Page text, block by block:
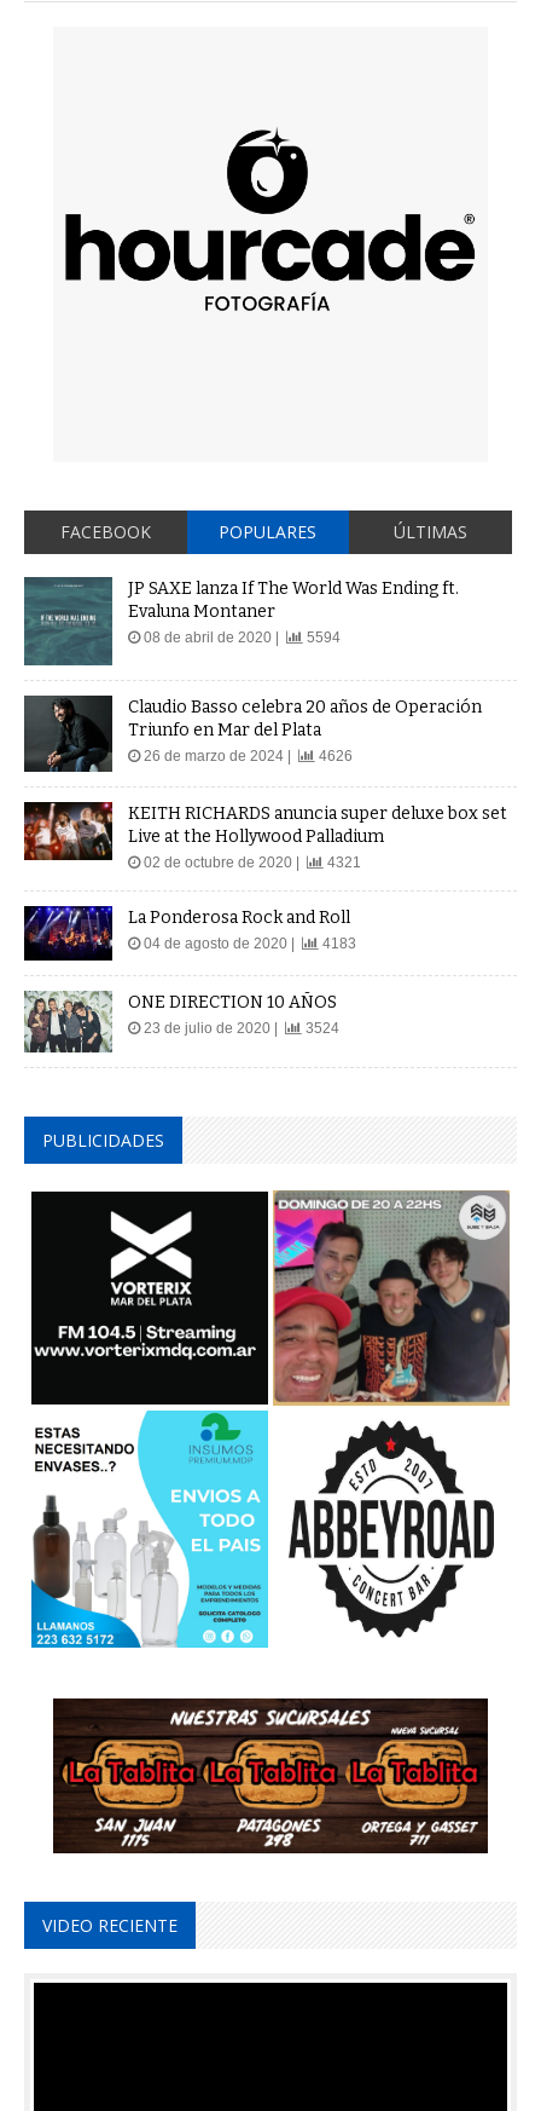
FACEBOOK POPULARES ÚLTIMAS
JP SAXE lanza If The World Was Ending ft.
Evaluna Montaner
08 de abril de 2020 | 5594
Claudio Basso celebra 20 años de Operación
Triunfo en Mar del Plata
26 de marzo de 2024 | 4626
KEITH RICHARDS anuncia super deluxe box set
Live at the Hollywood Palladium
02 de octubre de 2020 | 4321
La Ponderosa Rock and Roll
04 de agosto de 2020 | 4183
ONE DIRECTION 10 AÑOS
23 de julio de 2020 | 3524
PUBLICIDADES
VIDEO RECIENTE